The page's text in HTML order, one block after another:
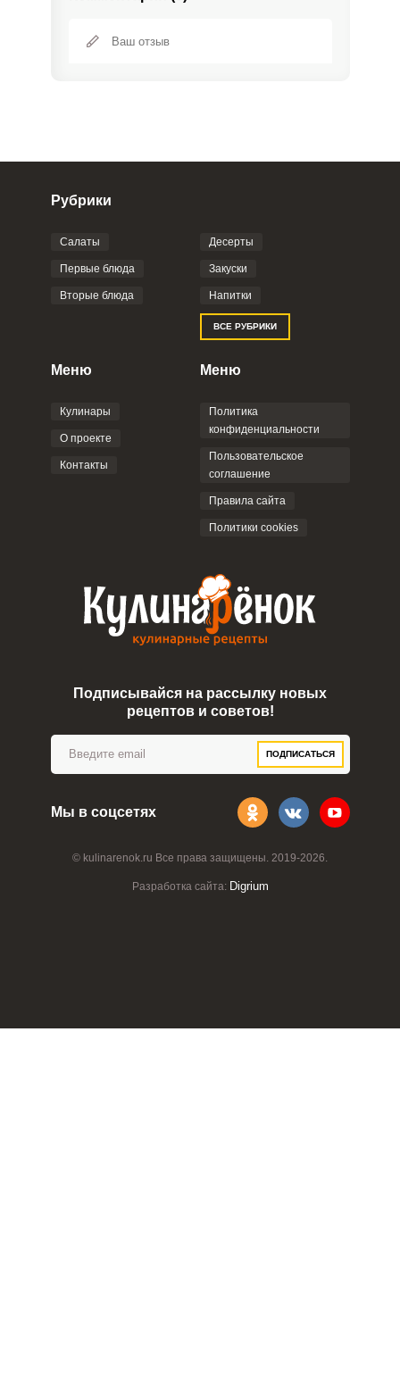
Фото до 4 шт, до 5 mb
Отправляя эту форму, вы соглашаетесь с
Политикой
Пользовательским
соглашением
© kulinarenok.ru Все права защищены. 2019-2026.
Разработка сайта: Digrium
Рубрики
Салаты
Первые блюда
Вторые блюда
Десерты
Закуски
Напитки
ВСЕ РУБРИКИ
Меню
Кулинары
О проекте
Контакты
Меню
Политика
конфиденциальности
Пользовательское
соглашение
Правила сайта
Политики cookies
Подписывайся на рассылку новых
рецептов и советов!
ПОДПИСАТЬСЯ
Мы в соцсетях